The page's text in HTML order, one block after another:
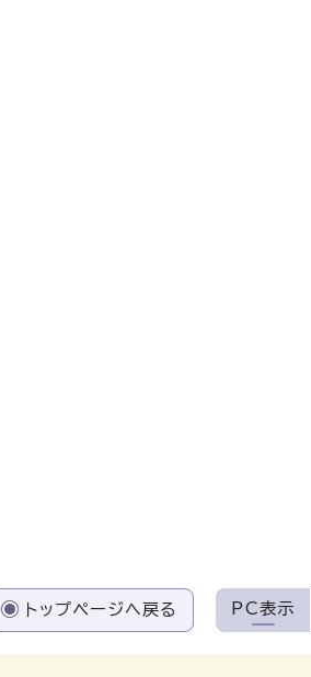
トップページへ戻る PC表示